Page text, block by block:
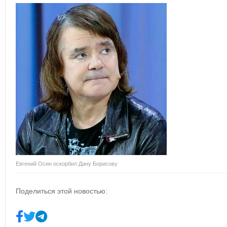
Евгений Осин оскорбил Дану Борисову
Поделиться этой новостью: